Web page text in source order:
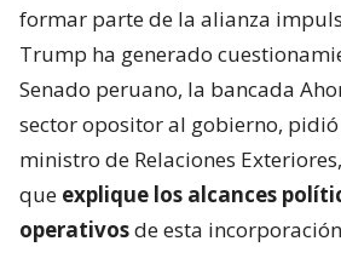
formar parte de la alianza
Trump ha generado
Senado peruano, la bancada
sector opositor al gobierno,
ministro de Relaciones
que explique los alcances
operativosde esta